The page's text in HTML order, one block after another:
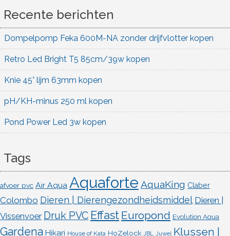
Recente berichten
Dompelpomp Feka 600M-NA zonder drijfvlotter kopen
Retro Led Bright T5 85cm/39w kopen
Knie 45° lijm 63mm kopen
pH/KH-minus 250 ml kopen
Pond Power Led 3w kopen
Tags
afvoer pvc Air Aqua Aquaforte AquaKing Claber
Colombo Dieren | Dierengezondheidsmiddel Dieren |
Vissenvoer Druk PVC Effast Europond Evolution Aqua
Gardena Hikari House of Kata HoZelock JBL Juwel Klussen |